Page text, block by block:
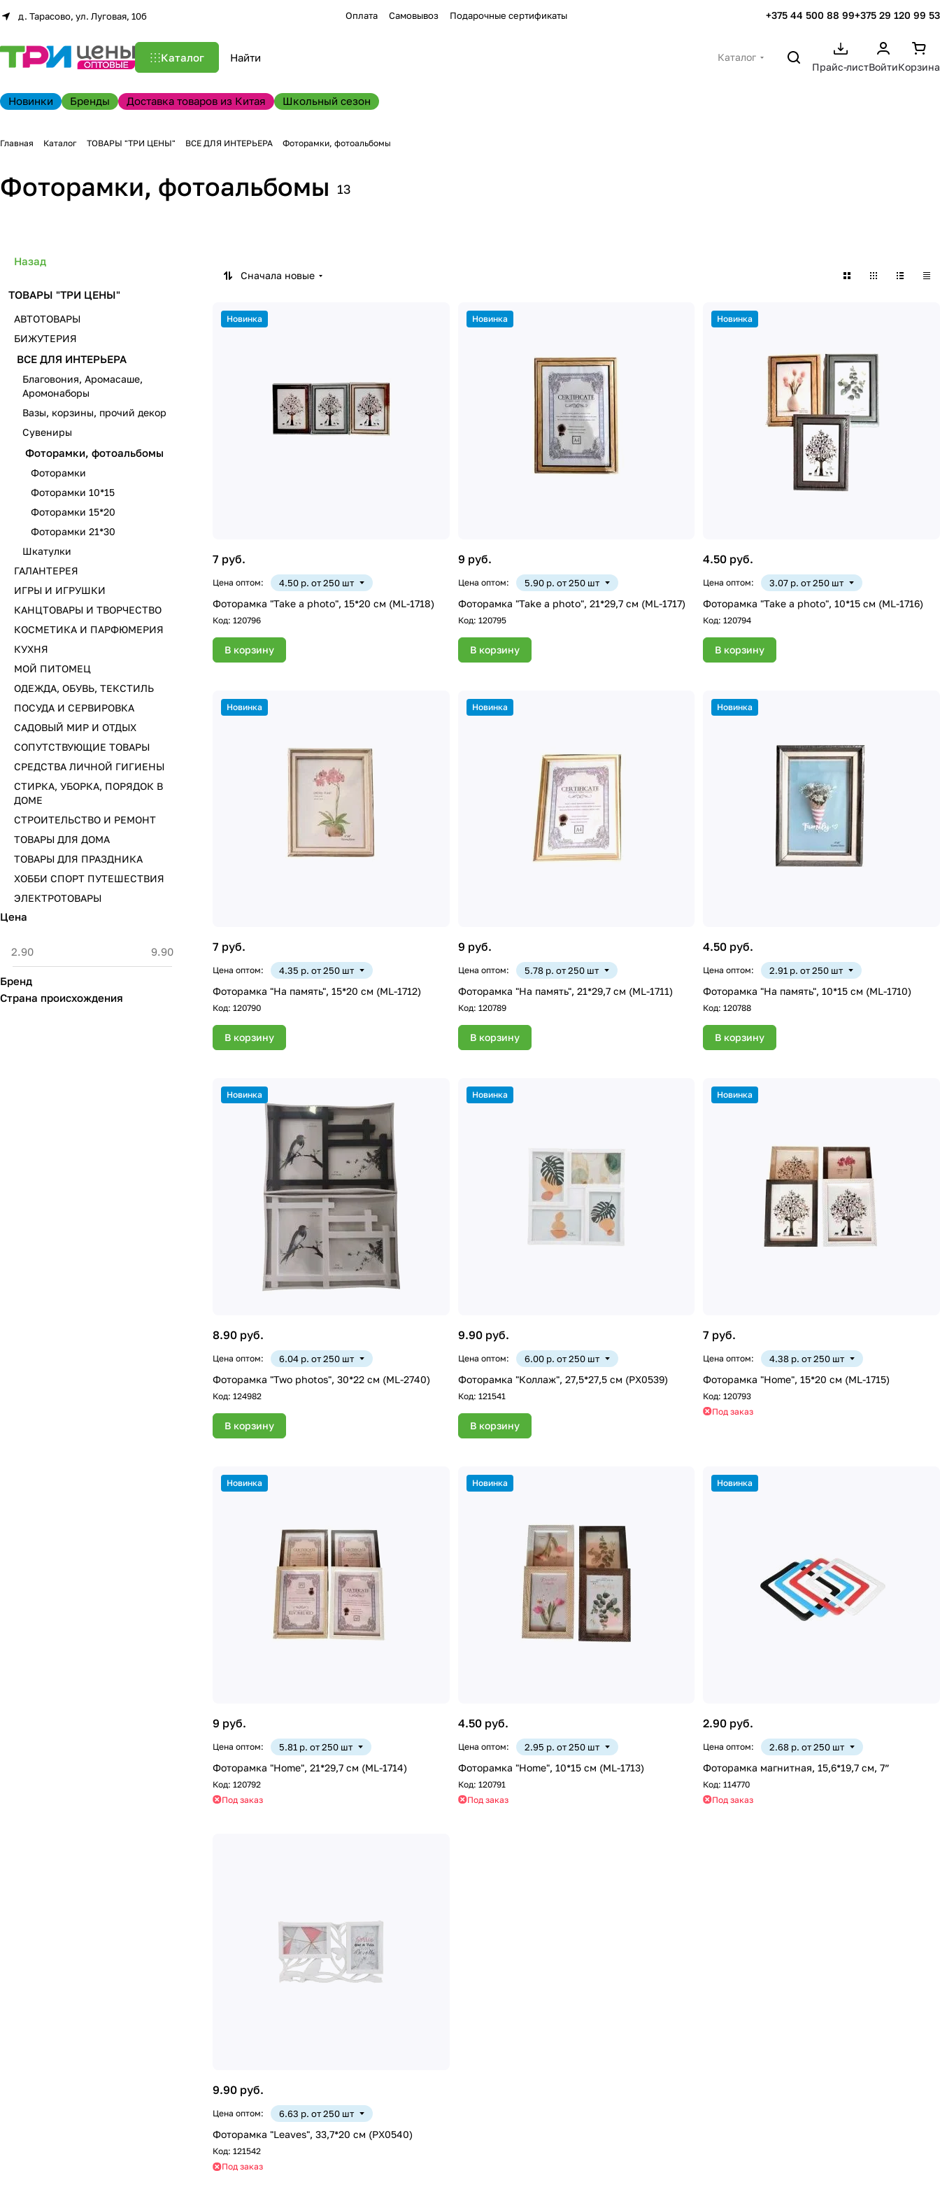
д. Тарасово, ул. Луговая, 10б Оплата Самовывоз Подарочные сертификаты +375 44 500 88 99+375 29 120 99 53
Каталог
Каталог
Прайс-листВойтиКорзина
Новинки Бренды Доставка товаров из Китая Школьный сезон
Главная Каталог ТОВАРЫ "ТРИ ЦЕНЫ" ВСЕ ДЛЯ ИНТЕРЬЕРА Фоторамки, фотоальбомы
Фоторамки, фотоальбомы 13
Сначала новые
Новинка
7 руб.
Цена оптом: 4.50 р. от 250 шт
Фоторамка "Take a photo", 15*20 см (ML-1718)
Код: 120796
В корзину
Новинка
9 руб.
Цена оптом: 5.90 р. от 250 шт
Фоторамка "Take a photo", 21*29,7 см (ML-1717)
Код: 120795
В корзину
Новинка
4.50 руб.
Цена оптом: 3.07 р. от 250 шт
Фоторамка "Take a photo", 10*15 см (ML-1716)
Код:120794
В корзину
Новинка
7 руб.
Цена оптом: 4.35 р. от 250 шт
Фоторамка "На память", 15*20 см (ML-1712)
Код: 120790
В корзину
Новинка
9 руб.
Цена оптом: 5.78 р. от 250 шт
Фоторамка "На память", 21*29,7 см (ML-1711)
Код: 120789
В корзину
Новинка
4.50 руб.
Цена оптом: 2.91 р. от 250 шт
Фоторамка "На память", 10*15 см (ML-1710)
Код:120788
В корзину
Новинка
8.90 руб.
Цена оптом: 6.04 р. от 250 шт
Фоторамка "Two photos", 30*22 см (ML-2740)
Код: 124982
В корзину
Новинка
9.90 руб.
Цена оптом: 6.00 р. от 250 шт
Фоторамка "Коллаж", 27,5*27,5 см (PX0539)
Код: 121541
В корзину
Новинка
7 руб.
Цена оптом: 4.38 р. от 250 шт
Фоторамка "Home", 15*20 см (ML-1715)
Код:120793
Под заказ
Новинка
9 руб.
Цена оптом: 5.81 р. от 250 шт
Фоторамка "Home", 21*29,7 см (ML-1714)
Код: 120792
Под заказ
Новинка
4.50 руб.
Цена оптом: 2.95 р. от 250 шт
Фоторамка "Home", 10*15 см (ML-1713)
Код: 120791
Под заказ
Новинка
2.90 руб.
Цена оптом: 2.68 р. от 250 шт
Фоторамка магнитная, 15,6*19,7 см, 7”
Код:114770
Под заказ
9.90 руб.
Цена оптом: 6.63 р. от 250 шт
Фоторамка "Leaves", 33,7*20 см (PX0540)
Код: 121542
Под заказ
Назад
ТОВАРЫ "ТРИ ЦЕНЫ"
АВТОТОВАРЫ
БИЖУТЕРИЯ
ВСЕ ДЛЯ ИНТЕРЬЕРА
Благовония, Аромасаше,
Аромонаборы
Вазы, корзины, прочий декор
Сувениры
Фоторамки, фотоальбомы
Фоторамки
Фоторамки 10*15
Фоторамки 15*20
Фоторамки 21*30
Шкатулки
ГАЛАНТЕРЕЯ
ИГРЫ И ИГРУШКИ
КАНЦТОВАРЫ И ТВОРЧЕСТВО
КОСМЕТИКА И ПАРФЮМЕРИЯ
КУХНЯ
МОЙ ПИТОМЕЦ
ОДЕЖДА, ОБУВЬ, ТЕКСТИЛЬ
ПОСУДА И СЕРВИРОВКА
САДОВЫЙ МИР И ОТДЫХ
СОПУТСТВУЮЩИЕ ТОВАРЫ
СРЕДСТВА ЛИЧНОЙ ГИГИЕНЫ
СТИРКА, УБОРКА, ПОРЯДОК В
ДОМЕ
СТРОИТЕЛЬСТВО И РЕМОНТ
ТОВАРЫ ДЛЯ ДОМА
ТОВАРЫ ДЛЯ ПРАЗДНИКА
ХОББИ СПОРТ ПУТЕШЕСТВИЯ
ЭЛЕКТРОТОВАРЫ
Цена
Бренд
Страна происхождения